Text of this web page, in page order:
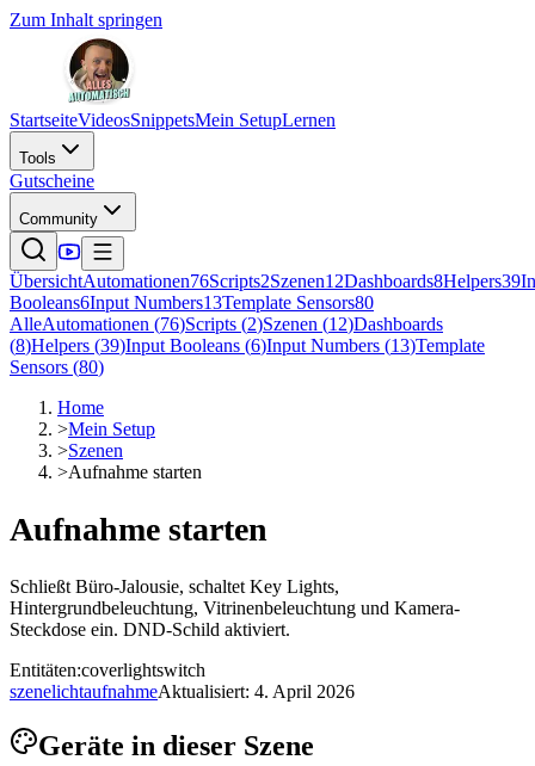
Zum Inhalt springen
StartseiteVideosSnippetsMein SetupLernen
Tools
Gutscheine
Community
ÜbersichtAutomationen76Scripts2Szenen12Dashboards8Helpers39
Booleans6Input Numbers13Template Sensors80
AlleAutomationen (76)Scripts (2)Szenen (12)Dashboards
(8)Helpers (39)Input Booleans (6)Input Numbers (13)Template
Sensors (80)
Home
>Mein Setup
>Szenen
>Aufnahme starten
Aufnahme starten
Schließt Büro-Jalousie, schaltet Key Lights,
Hintergrundbeleuchtung, Vitrinenbeleuchtung und Kamera-
Steckdose ein. DND-Schild aktiviert.
Entitäten:coverlightswitch
szenelichtaufnahmeAktualisiert: 4. April 2026
Geräte in dieser Szene